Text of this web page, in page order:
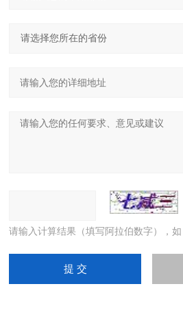
请输入计算结果（填写阿拉伯数字），